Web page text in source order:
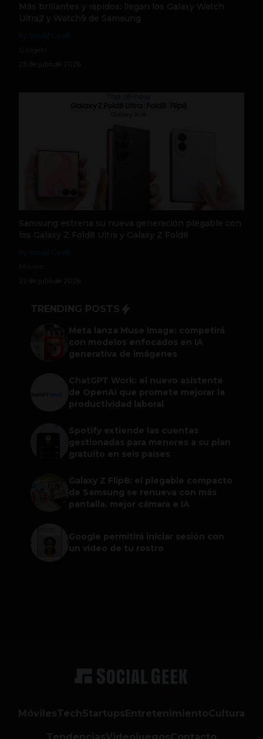
Más brillantes y rápidos: llegan los Galaxy Watch
Ultra2 y Watch9 de Samsung
23 de julio de 2026
Samsung estrena su nueva generación plegable con
los Galaxy Z Fold8 Ultra y Galaxy Z Fold8
22 de julio de 2026
TRENDING POSTS
Meta lanza Muse Image: competirá
con modelos enfocados en IA
generativa de imágenes
ChatGPT Work: el nuevo asistente
de OpenAI que promete mejorar la
productividad laboral
Spotify extiende las cuentas
gestionadas para menores a su plan
gratuito en seis países
Galaxy Z Flip8: el plegable compacto
de Samsung se renueva con más
pantalla, mejor cámara e IA
Google permitirá iniciar sesión con
un video de tu rostro